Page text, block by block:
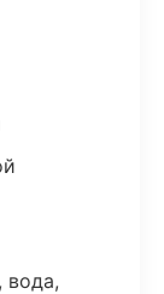
вода,